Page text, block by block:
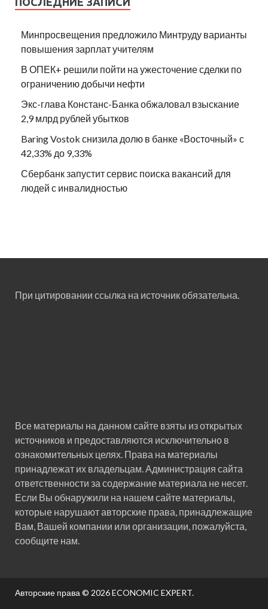
Минпросвещения предложило Минтруду варианты
повышения зарплат учителям
В ОПЕК+ решили пойти на ужесточение сделки по
ограничению добычи нефти
Экс-глава Констанс-Банка обжаловал взыскание
2,9 млрд рублей убытков
Baring Vostok снизила долю в банке «Восточный» с
42,33% до 9,33%
Сбербанк запустит сервис поиска вакансий для
людей с инвалидностью
При цитировании ссылка на источник обязательна.
Все материалы на данном сайте взяты из открытых
источников и предоставляются исключительно в
ознакомительных целях. Права на материалы
принадлежат их владельцам. Администрация сайта
ответственности за содержание материала не несет.
Если Вы обнаружили на нашем сайте материалы,
которые нарушают авторские права, принадлежащие
Вам, Вашей компании или организации, пожалуйста,
сообщите нам.
Авторские права © 2026ECONOMIC EXPERT.